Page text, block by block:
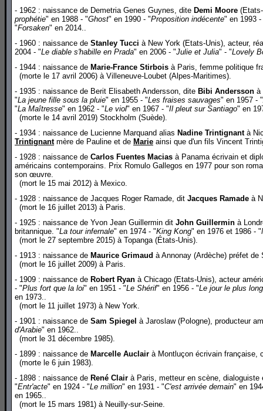
- 1962 : naissance de Demetria Genes Guynes, dite Demi Moore
prophétie" en 1988 - "Ghost" en 1990 - "Proposition indécente" en 1993 -
"Forsaken" en 2014..
- 1960 : naissance de Stanley Tucci à New York (Etats-Unis), acteur,
2004 - "Le diable s'habille en Prada" en 2006 - "Julie et Julia" - "Lovely
- 1944 : naissance de Marie-France Stirbois à Paris, femme politique
(morte le 17 avril 2006) à Villeneuve-Loubet (Alpes-Maritimes).
- 1935 : naissance de Berit Elisabeth Andersson, dite Bibi Andersson à
"La jeune fille sous la pluie" en 1955 - "Les fraises sauvages" en 1957 - "
"La Maîtresse" en 1962 - "Le viol" en 1967 - "Il pleut sur Santiago" en
(morte le 14 avril 2019) Stockholm (Suède).
- 1934 : naissance de Lucienne Marquand alias Nadine Trintignantà
Trintignantmère de Pauline et de Marie ainsi que d'un fils Vincent
- 1928 : naissance de Carlos Fuentes Macias à Panama écrivain et
américains contemporains. Prix Romulo Gallegos en 1977 pour son
son œuvre.
(mort le 15 mai 2012) à Mexico.
- 1928 : naissance de Jacques Roger Ramade, dit Jacques Ramade à
(mort le 16 juillet 2013) à Paris.
- 1925 : naissance de Yvon Jean Guillermin dit John Guillermin à
britannique. "La tour infernale" en 1974 - "King Kong" en 1976 et 1986 - "
(mort le 27 septembre 2015) à Topanga (États-Unis).
- 1913 : naissance de Maurice Grimaud à Annonay (Ardèche) préfet
(mort le 16 juillet 2009) à Paris.
- 1909 : naissance de Robert Ryan à Chicago (Etats-Unis), acteur
- "Plus fort que la loi" en 1951 - "Le Shérif" en 1956 - "Le jour le plus long
en 1973..
(mort le 11 juillet 1973) à New York.
- 1901 : naissance de Sam Spiegel à Jaroslaw (Pologne), producteur
d'Arabie" en 1962..
(mort le 31 décembre 1985).
- 1899 : naissance de Marcelle Auclair à Montluçon écrivain française,
(morte le 6 juin 1983).
- 1898 : naissance de René Clair à Paris, metteur en scène,
"Entr'acte" en 1924 - "Le million" en 1931 - "C'est arrivée demain" en
en 1965..
(mort le 15 mars 1981) à Neuilly-sur-Seine.